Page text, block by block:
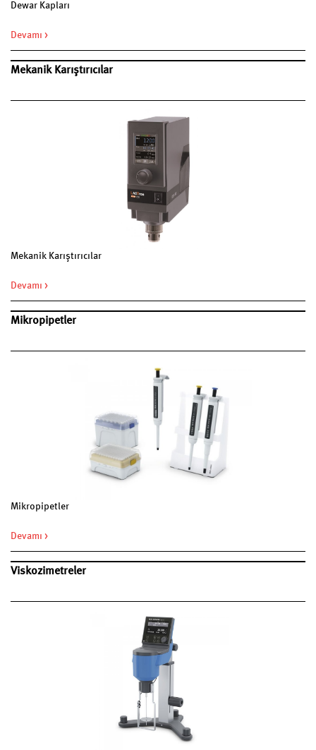
Dewar Kapları
Devamı >
Mekanik Karıştırıcılar
Mekanik Karıştırıcılar
Devamı >
Mikropipetler
Mikropipetler
Devamı >
Viskozimetreler